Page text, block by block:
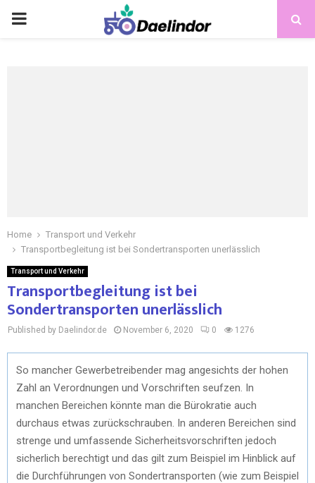
Home
Transport und Verkehr
Transportbegleitung ist bei Sondertransporten unerlässlich
Transport und Verkehr
Transportbegleitung ist bei
Sondertransporten unerlässlich
Published by Daelindor.de November 6, 2020 0 1276
So mancher Gewerbetreibender mag angesichts der hohen
Zahl an Verordnungen und Vorschriften seufzen. In
manchen Bereichen könnte man die Bürokratie auch
durchaus etwas zurückschrauben. In anderen Bereichen sind
strenge und umfassende Sicherheitsvorschriften jedoch
sicherlich berechtigt und das gilt zum Beispiel im Hinblick auf
die Durchführungen von Sondertransporten (wie zum Beispiel